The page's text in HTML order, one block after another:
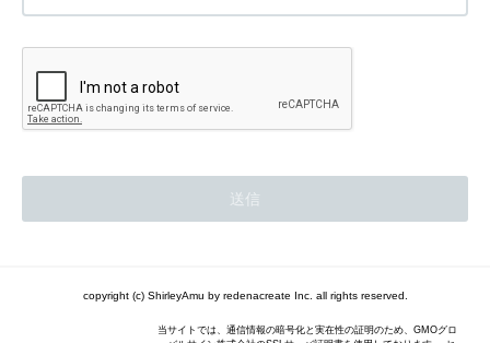
copyright (c) ShirleyAmu by redenacreate Inc. all rights reserved.
当サイトでは、通信情報の暗号化と実在性の証明のため、GMOグロ